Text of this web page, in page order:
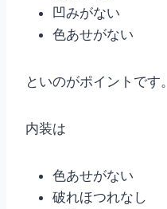
凹みがない
色あせがない
といのがポイントです。
内装は
色あせがない
破れほつれなし